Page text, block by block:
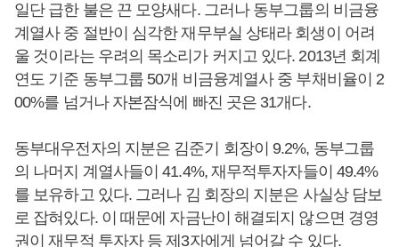
일단 급한 불은 끈 모양새다. 그러나 동부그룹의 비금융
계열사 중 절반이 심각한 재무부실 상태라 회생이 어려
울 것이라는 우려의 목소리가 커지고 있다. 2013년 회계
연도 기준 동부그룹 50개 비금융계열사 중 부채비율이 2
00%를 넘거나 자본잠식에 빠진 곳은 31개다.
동부대우전자의 지분은 김준기 회장이 9.2%, 동부그룹
의 나머지 계열사들이 41.4%, 재무적투자자들이 49.4%
를 보유하고 있다. 그러나 김 회장의 지분은 사실상 담보
로 잡혀있다. 이 때문에 자금난이 해결되지 않으면 경영
권이 재무적 투자자 등 제3자에게 넘어갈 수 있다.